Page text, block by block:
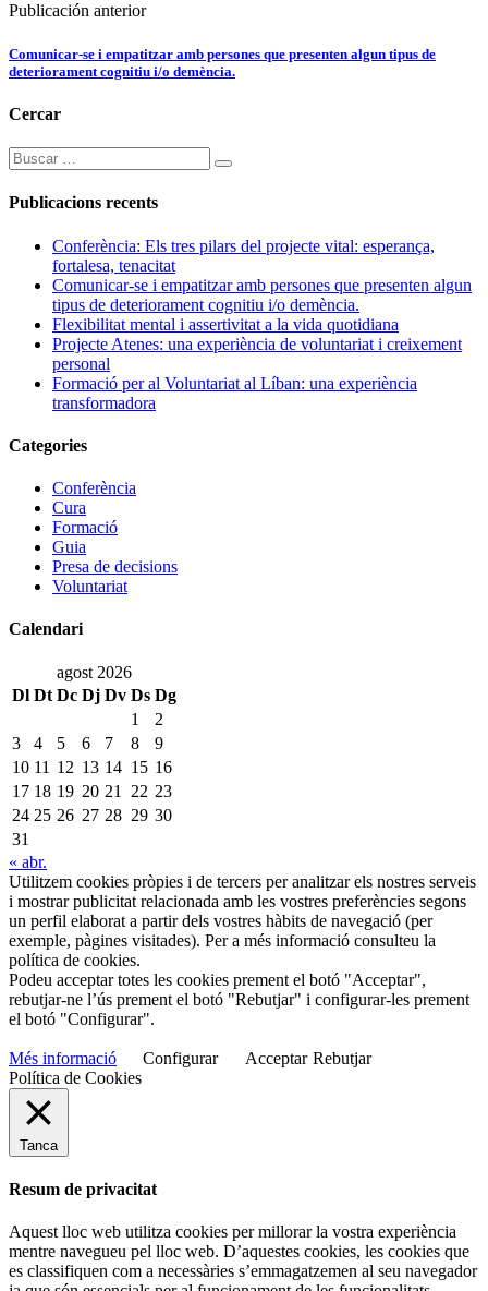
Publicación anterior
Comunicar-se i empatitzar amb persones que presenten algun tipus de
deteriorament cognitiu i/o demència.
Cercar
Publicacions recents
Conferència: Els tres pilars del projecte vital: esperança,
fortalesa, tenacitat
Comunicar-se i empatitzar amb persones que presenten algun
tipus de deteriorament cognitiu i/o demència.
Flexibilitat mental i assertivitat a la vida quotidiana
Projecte Atenes: una experiència de voluntariat i creixement
personal
Formació per al Voluntariat al Líban: una experiència
transformadora
Categories
Conferència
Cura
Formació
Guia
Presa de decisions
Voluntariat
Calendari
agost 2026
Dl Dt Dc Dj Dv Ds Dg
1
2
3
4 5 6 7 8
9
10 11 12 13 14 15 16
17 18 19 20 21 22 23
24 25 26 27 28 29 30
31
« abr.
Utilitzem cookies pròpies i de tercers per analitzar els nostres serveis
i mostrar publicitat relacionada amb les vostres preferències segons
un perfil elaborat a partir dels vostres hàbits de navegació (per
exemple, pàgines visitades). Per a més informació consulteu la
política de cookies.
Podeu acceptar totes les cookies prement el botó "Acceptar",
rebutjar-ne l’ús prement el botó "Rebutjar" i configurar-les prement
el botó "Configurar".
Més informació Configurar Acceptar Rebutjar
Política de Cookies
Tanca
Resum de privacitat
Aquest lloc web utilitza cookies per millorar la vostra experiència
mentre navegueu pel lloc web. D’aquestes cookies, les cookies que
es classifiquen com a necessàries s’emmagatzemen al seu navegador